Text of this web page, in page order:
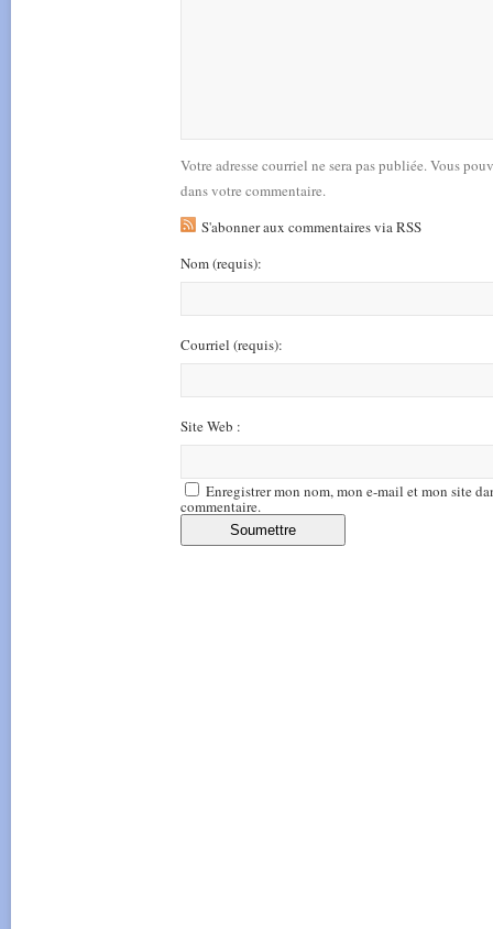
Votre adresse courriel ne sera pas publiée. Vous
dans votre commentaire.
S'abonner aux commentaires via RSS
Nom(requis):
Courriel (requis):
Site Web :
Enregistrer mon nom, mon e-mail et mon site
commentaire.